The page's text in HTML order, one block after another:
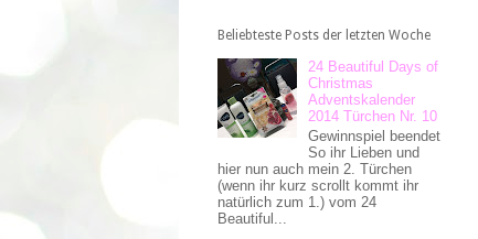
Beliebteste Posts der letzten Woche
24 Beautiful Days of
Christmas
Adventskalender
2014 Türchen Nr. 10
Gewinnspiel beendet
So ihr Lieben und
hier nun auch mein 2. Türchen
(wenn ihr kurz scrollt kommt ihr
natürlich zum 1.) vom 24
Beautiful...